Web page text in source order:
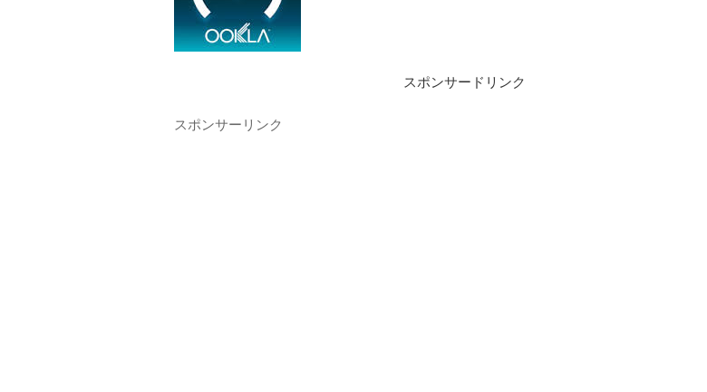
スポンサードリンク
スポンサーリンク